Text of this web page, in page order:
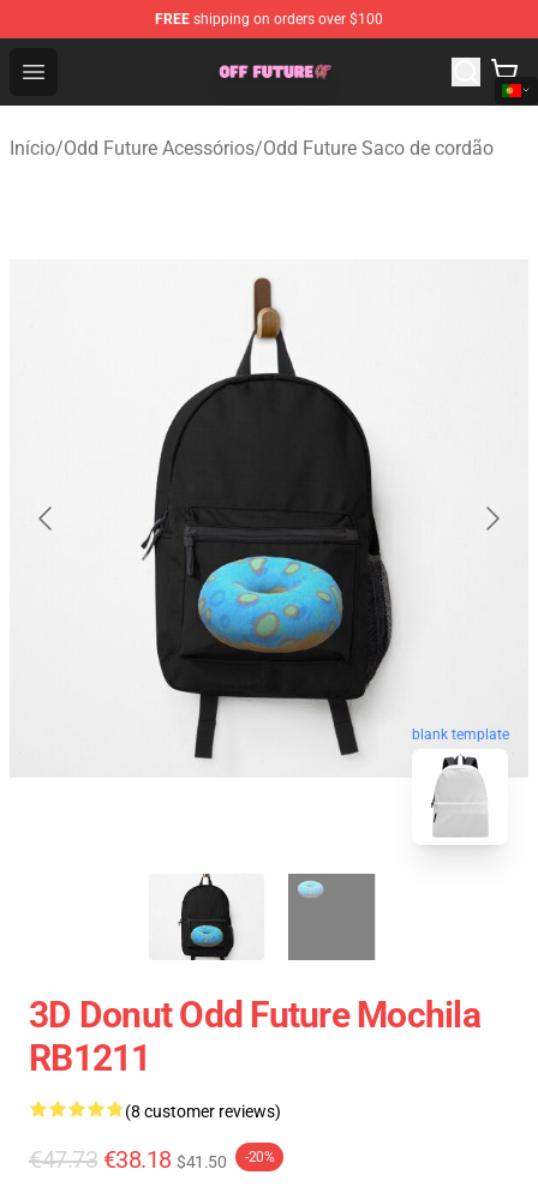
FREE shipping on orders over $100
Open menu
Odd Future Store - Official Odd Future Merchandise Shop
Início/Odd Future Acessórios/Odd Future Saco de cordão
blank template
3D Donut Odd Future Mochila
RB1211
(8 customer reviews)
€47.73 €38.18 $41.50 -20%